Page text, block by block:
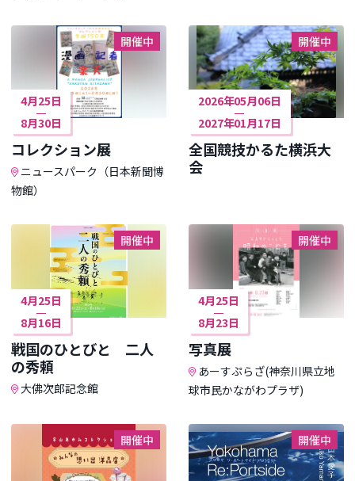
開催中
4月25日
8月30日
コレクション展
ニュースパーク（日本新聞博
物館）
開催中
2026年05月06日
2027年01月17日
全国競技かるた横浜大
会
開催中
4月25日
8月16日
戦国のひとびと 二人
の秀頼
大佛次郎記念館
開催中
4月25日
8月23日
写真展
あーすぷらざ(神奈川県立地
球市民かながわプラザ)
開催中 開催中